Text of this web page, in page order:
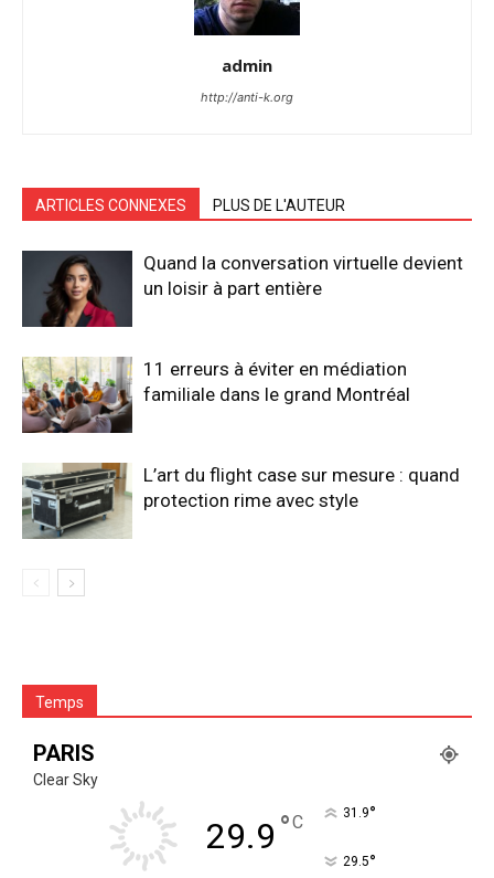
admin
http://anti-k.org
ARTICLES CONNEXES PLUS DE L'AUTEUR
Quand la conversation virtuelle devient
un loisir à part entière
11 erreurs à éviter en médiation
familiale dans le grand Montréal
L’art du flight case sur mesure : quand
protection rime avec style
Temps
PARIS
Clear Sky
29.9 °C 31.9°
29.5°